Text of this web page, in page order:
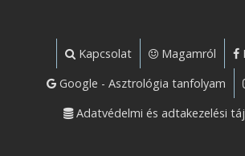
Kapcsolat Magamról
Google - Asztrológia tanfolyam
Adatvédelmi és adtakezelési